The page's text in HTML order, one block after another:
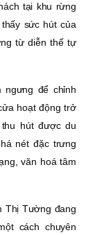
tại khu rừng
sức hút của
từ diễn thế tự
ngưng để chỉnh
hoạt động trở
hút được du
nét đặc trưng
văn hoá tâm
Thị Tường đang
cách chuyên